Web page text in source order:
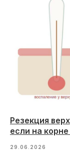
Резекция
если на
29.06.2026